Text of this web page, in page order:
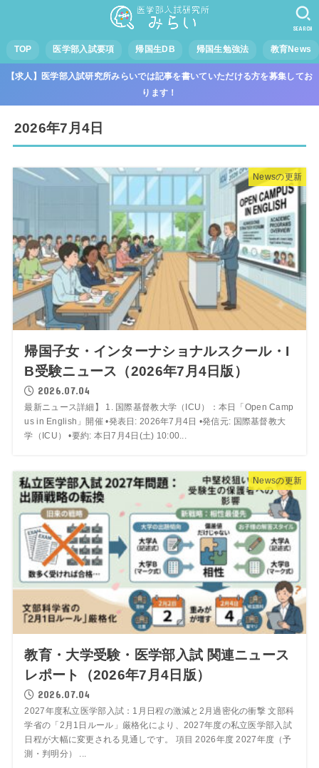
TOP 医学部入試要項 帰国生DB 帰国生勉強法 教育News
SEARCH
【求人】医学部入試研究所みらいでは記事を書いていただける方を募集してお
ります！
2026年7月4日
Newsの更新
帰国子女・インターナショナルスクール・I
B受験ニュース（2026年7月4日版）
2026.07.04
最新ニュース詳細】 1. 国際基督教大学（ICU）：本日「Open Camp
us in English」開催 •発表日: 2026年7月4日 •発信元: 国際基督教大
学（ICU） •要約: 本日7月4日(土) 10:00...
Newsの更新
教育・大学受験・医学部入試 関連ニュース
レポート（2026年7月4日版）
2026.07.04
2027年度私立医学部入試：1月日程の激減と2月過密化の衝撃 文部科
学省の「2月1日ルール」厳格化により、2027年度の私立医学部入試
日程が大幅に変更される見通しです。 項目 2026年度 2027年度（予
測・判明分） ...